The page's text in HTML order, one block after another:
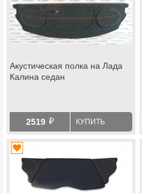
Акустическая полка на Лада
Калина седан
2519 й КУПИТЬ